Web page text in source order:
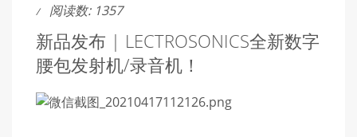
阅读数: 1357
新品发布 | LECTROSONICS全新数字
腰包发射机/录音机！